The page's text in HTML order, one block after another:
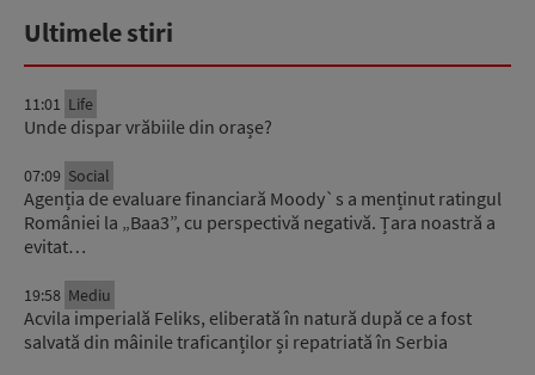
Ultimele stiri
11:01 Life
Unde dispar vrăbiile din orașe?
07:09 Social
Agenția de evaluare financiară Moody`s a menținut ratingul
României la „Baa3”, cu perspectivă negativă. Țara noastră a
evitat…
19:58 Mediu
Acvila imperială Feliks, eliberată în natură după ce a fost
salvată din mâinile traficanților și repatriată în Serbia